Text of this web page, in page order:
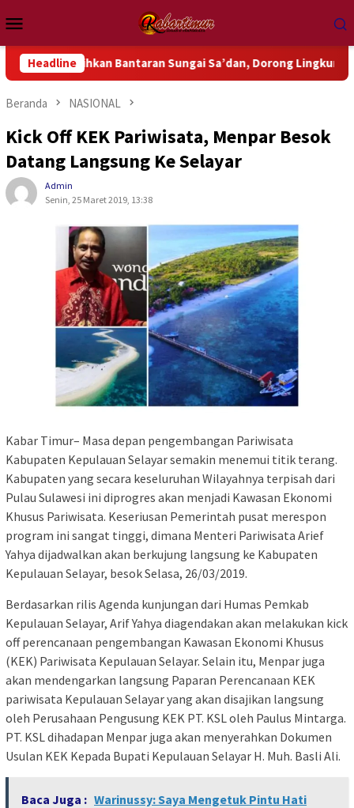
ke
kontenMobile
HeadlineBantaran Sungai Sa’dan, Dorong Lingkungan Bebas
Beranda NASIONAL
Kick Off KEK Pariwisata, Menpar Besok
Datang Langsung Ke Selayar
Admin
Senin, 25 Maret 2019, 13:38
Kabar Timur– Masa depan pengembangan Pariwisata
Kabupaten Kepulauan Selayar semakin menemui titik terang.
Kabupaten yang secara keseluruhan Wilayahnya terpisah dari
Pulau Sulawesi ini diprogres akan menjadi Kawasan Ekonomi
Khusus Pariwisata. Keseriusan Pemerintah pusat merespon
program ini sangat tinggi, dimana Menteri Pariwisata Arief
Yahya dijadwalkan akan berkujung langsung ke Kabupaten
Kepulauan Selayar, besok Selasa, 26/03/2019.
Berdasarkan rilis Agenda kunjungan dari Humas Pemkab
Kepulauan Selayar, Arif Yahya diagendakan akan melakukan kick
off perencanaan pengembangan Kawasan Ekonomi Khusus
(KEK) Pariwisata Kepulauan Selayar. Selain itu, Menpar juga
akan mendengarkan langsung Paparan Perencanaan KEK
pariwisata Kepulauan Selayar yang akan disajikan langsung
oleh Perusahaan Pengusung KEK PT. KSL oleh Paulus Mintarga.
PT. KSL dihadapan Menpar juga akan menyerahkan Dokumen
Usulan KEK Kepada Bupati Kepulauan Selayar H. Muh. Basli Ali.
Baca Juga : Warinussy: Saya Mengetuk Pintu Hati